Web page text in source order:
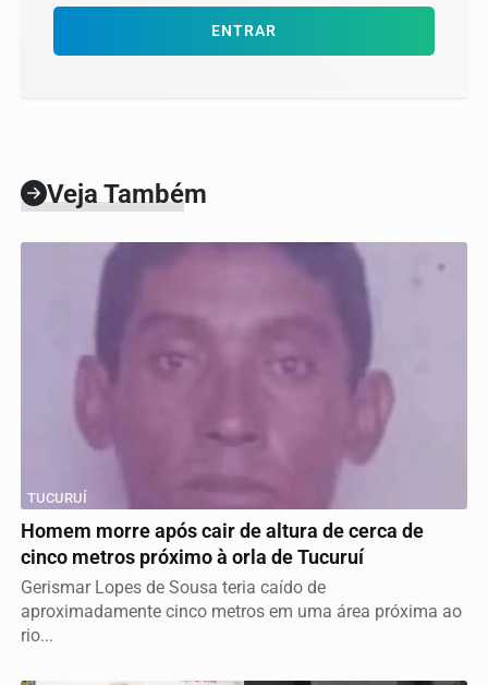
ENTRAR
Veja Também
TUCURUÍ
Homem morre após cair de altura de cerca de
cinco metros próximo à orla de Tucuruí
Gerismar Lopes de Sousa teria caído de
aproximadamente cinco metros em uma área próxima ao
rio...